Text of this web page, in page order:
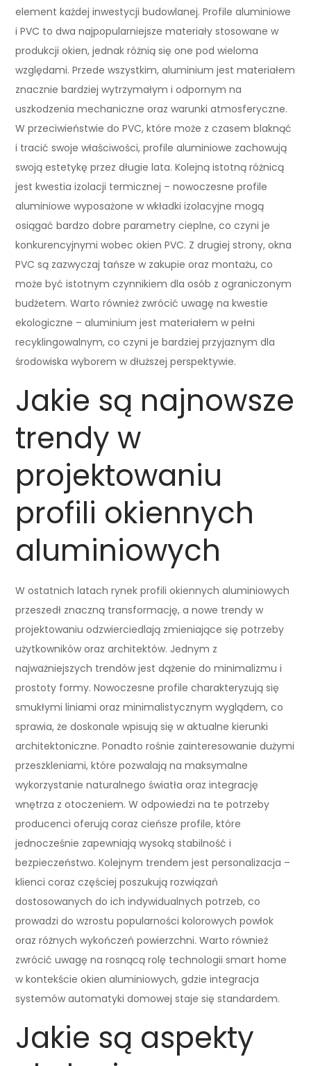
element każdej inwestycji budowlanej. Profile aluminiowe
i PVC to dwa najpopularniejsze materiały stosowane w
produkcji okien, jednak różnią się one pod wieloma
względami. Przede wszystkim, aluminium jest materiałem
znacznie bardziej wytrzymałym i odpornym na
uszkodzenia mechaniczne oraz warunki atmosferyczne.
W przeciwieństwie do PVC, które może z czasem blaknąć
i tracić swoje właściwości, profile aluminiowe zachowują
swoją estetykę przez długie lata. Kolejną istotną różnicą
jest kwestia izolacji termicznej – nowoczesne profile
aluminiowe wyposażone w wkładki izolacyjne mogą
osiągać bardzo dobre parametry cieplne, co czyni je
konkurencyjnymi wobec okien PVC. Z drugiej strony, okna
PVC są zazwyczaj tańsze w zakupie oraz montażu, co
może być istotnym czynnikiem dla osób z ograniczonym
budżetem. Warto również zwrócić uwagę na kwestie
ekologiczne – aluminium jest materiałem w pełni
recyklingowalnym, co czyni je bardziej przyjaznym dla
środowiska wyborem w dłuższej perspektywie.
Jakie są najnowsze
trendy w
projektowaniu
profili okiennych
aluminiowych
W ostatnich latach rynek profili okiennych aluminiowych
przeszedł znaczną transformację, a nowe trendy w
projektowaniu odzwierciedlają zmieniające się potrzeby
użytkowników oraz architektów. Jednym z
najważniejszych trendów jest dążenie do minimalizmu i
prostoty formy. Nowoczesne profile charakteryzują się
smukłymi liniami oraz minimalistycznym wyglądem, co
sprawia, że doskonale wpisują się w aktualne kierunki
architektoniczne. Ponadto rośnie zainteresowanie dużymi
przeszkleniami, które pozwalają na maksymalne
wykorzystanie naturalnego światła oraz integrację
wnętrza z otoczeniem. W odpowiedzi na te potrzeby
producenci oferują coraz cieńsze profile, które
jednocześnie zapewniają wysoką stabilność i
bezpieczeństwo. Kolejnym trendem jest personalizacja –
klienci coraz częściej poszukują rozwiązań
dostosowanych do ich indywidualnych potrzeb, co
prowadzi do wzrostu popularności kolorowych powłok
oraz różnych wykończeń powierzchni. Warto również
zwrócić uwagę na rosnącą rolę technologii smart home
w kontekście okien aluminiowych, gdzie integracja
systemów automatyki domowej staje się standardem.
Jakie są aspekty